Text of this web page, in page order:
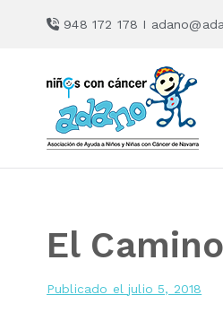
948 172 178 I
El
Publicado eljulio 5, 2018